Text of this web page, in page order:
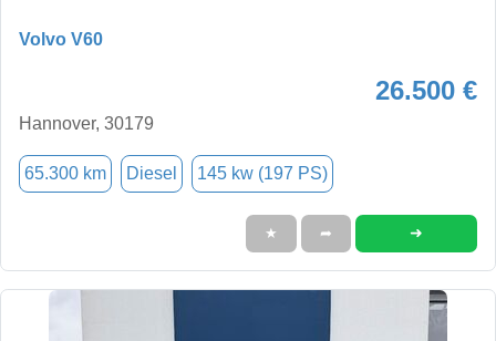
Volvo V60
26.500 €
Hannover, 30179
65.300 km Diesel 145 kw (197 PS)
★ ➦ ➜